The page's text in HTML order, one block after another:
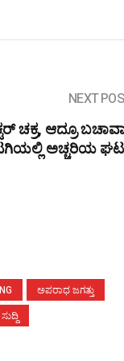
NEXT
ಚಕ್ರ, ಆದ್ರೂ
ಅಚ್ಚರಿಯ
ಅಪರಾಧ ಜಗತ್ತು